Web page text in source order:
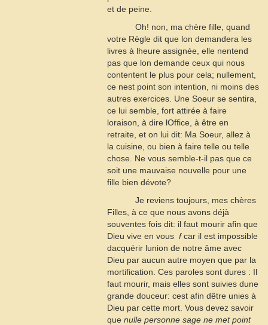
et de peine.
Oh! non, ma chère fille, quand
votre Règle dit que lon demandera les
livres à lheure assignée, elle nentend
pas que lon demande ceux qui nous
contentent le plus pour cela; nullement,
ce nest point son intention, ni moins des
autres exercices. Une Soeur se sentira,
ce lui semble, fort attirée à faire
loraison, à dire lOffice, à être en
retraite, et on lui dit: Ma Soeur, allez à
la cuisine, ou bien à faire telle ou telle
chose. Ne vous semble-t-il pas que ce
soit une mauvaise nouvelle pour une
fille bien dévote?
Je reviens toujours, mes chères
Filles, à ce que nous avons déjà
souventes fois dit: il faut mourir afin que
Dieu vive en vous fcar il est impossible
dacquérir lunion de notre âme avec
Dieu par aucun autre moyen que par la
mortification. Ces paroles sont dures : Il
faut mourir, mais elles sont suivies dune
grande douceur: cest afin dêtre unies à
Dieu par cette mort. Vous devez savoir
que nulle personne sage ne met point